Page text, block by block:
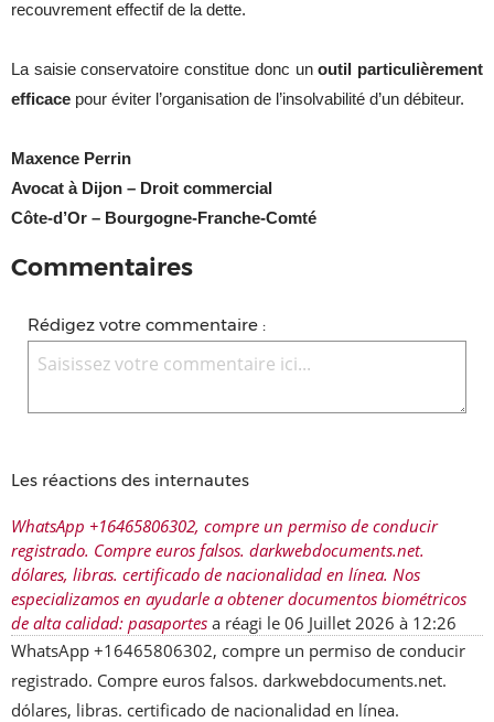
recouvrement effectif de la dette.
La saisie conservatoire constitue donc unoutil particulièrement
efficace pour éviter l’organisation de l’insolvabilité d’un débiteur.
Maxence Perrin
Avocat à Dijon – Droit commercial
Côte-d’Or – Bourgogne-Franche-Comté
Commentaires
Rédigez votre commentaire :
Les réactions des internautes
WhatsApp +16465806302, compre un permiso de conducir
registrado. Compre euros falsos. darkwebdocuments.net.
dólares, libras. certificado de nacionalidad en línea. Nos
especializamos en ayudarle a obtener documentos biométricos
de alta calidad: pasaportes a réagi le 06 Juillet 2026 à 12:26
WhatsApp +16465806302, compre un permiso de conducir
registrado. Compre euros falsos. darkwebdocuments.net.
dólares, libras. certificado de nacionalidad en línea.